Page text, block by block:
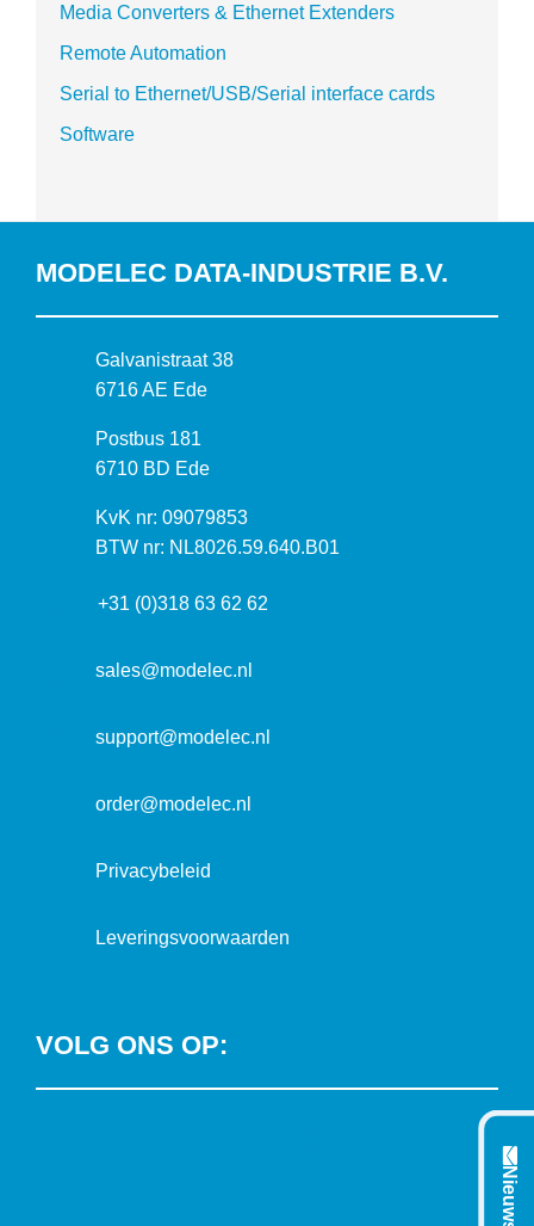
Media Converters & Ethernet Extenders
Remote Automation
Serial to Ethernet/USB/Serial interface cards
Software
MODELEC DATA-INDUSTRIE B.V.
B
e
o
e
k
a
Galvanistraat 38
6716 AE Ede
P
o
t
a
s
Postbus 181
6710 BD Ede
I
n
o
m
KvK nr: 09079853
BTW nr: NL8026.59.640.B01
+31 (0)318 63 62 62
sales@modelec.nl
support@modelec.nl
order@modelec.nl
Privacybeleid
Leveringsvoorwaarden
VOLG ONS OP: